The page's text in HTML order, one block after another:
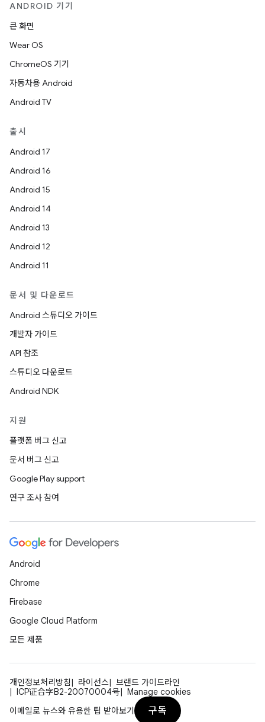
ANDROID 기기
큰 화면
Wear OS
ChromeOS 기기
자동차용 Android
Android TV
출시
Android 17
Android 16
Android 15
Android 14
Android 13
Android 12
Android 11
문서 및 다운로드
Android 스튜디오 가이드
개발자 가이드
API 참조
스튜디오 다운로드
Android NDK
지원
플랫폼 버그 신고
문서 버그 신고
Google Play support
연구 조사 참여
Android
Chrome
Firebase
Google Cloud Platform
모든 제품
개인정보처리방침 라이선스
브랜드 가이드라인
ICP证合字B2-20070004号
Manage cookies
이메일로 뉴스와 유용한 팁 받아보기
구독